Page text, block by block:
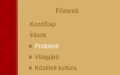
Főmenü
Kezdőlap
Írások
Protokoll
Világjáró
Közéleti kultúra